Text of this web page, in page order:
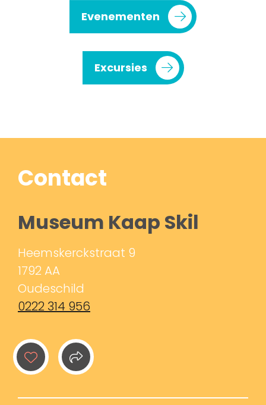
Evenementen
Excursies
Contact
Museum Kaap Skil
Heemskerckstraat 9
1792 AA
Oudeschild
0222 314 956